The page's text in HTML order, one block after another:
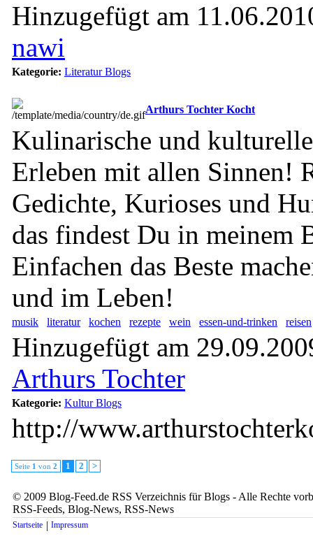
Hinzugefügt am
nawi
Kategorie: Literatur Blogs
Arthurs Tochter Kocht
Kulinarische und
Erleben mit allen Sinnen!
Gedichte, Kurioses und
das findest Du in meinem
Einfachen das Beste
und im Leben!
musik literatur kochen rezepte wein essen-und-trinken reisen
Hinzugefügt am
Arthurs Tochter
Kategorie: Kultur Blogs
http://
Seite 1 von 2 1 2 >
© 2009 Blog-Feed.de RSS Verzeichnis für Blogs - Alle Rechte
RSS-Feeds, Blog-News, RSS-News
Startseite | Impressum